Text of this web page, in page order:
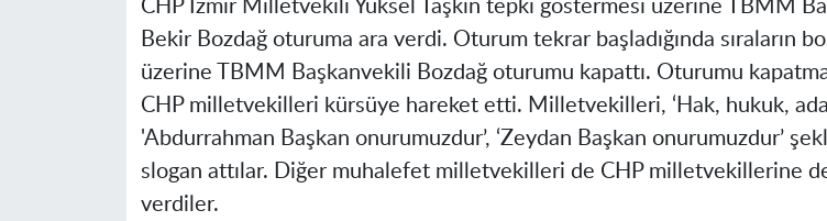
CHP İzmir Milletvekili Yüksel Taşkın tepki göstermesi üzerine TBMM
Bekir Bozdağ oturuma ara verdi. Oturum tekrar başladığında sıraların
üzerine TBMM Başkanvekili Bozdağ oturumu kapattı. Oturumu
CHP milletvekilleri kürsüye hareket etti. Milletvekilleri, ‘Hak, hukuk,
'Abdurrahman Başkan onurumuzdur’, ‘Zeydan Başkan onurumuzdur’
slogan attılar. Diğer muhalefet milletvekilleri de CHP milletvekillerine
verdiler.